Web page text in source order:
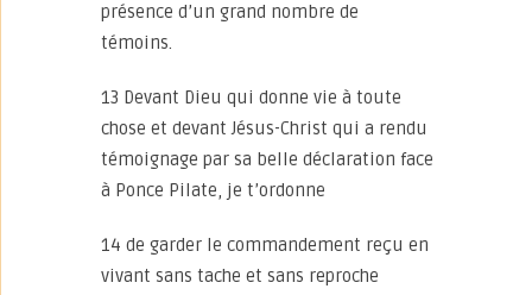
présence d’un grand nombre de
témoins.
13 Devant Dieu qui donne vie à toute
chose et devant Jésus-Christ qui a rendu
témoignage par sa belle déclaration face
à Ponce Pilate, je t’ordonne
14 de garder le commandement reçu en
vivant sans tache et sans reproche